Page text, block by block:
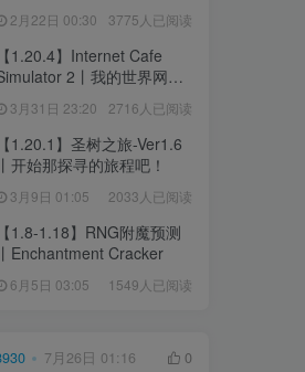
2月22日 00:30 3775人已阅读
【1.20.4】Internet Cafe
2丨我的世界网吧
3月31日 23:20 2716人已阅读
【1.20.1】圣树之旅-Ver1.6
丨开始那探寻的旅程吧！
3月9日 01:05 2033人已阅读
【1.8-1.18】RNG附魔预测
丨Enchantment Cracker
6月5日 03:05 1549人已阅读
7月26日 01:16
0